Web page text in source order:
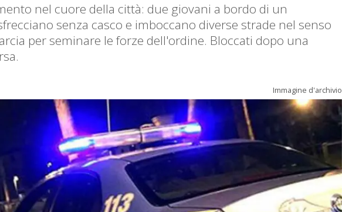
nel cuore della città: due giovani a bordo di un
senza casco e imboccano diverse strade nel senso
per seminare le forze dell'ordine. Bloccati dopo una
Immagine d'archivio